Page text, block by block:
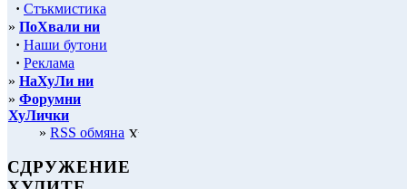
· Стъкмистика
» ПоХвали ни
· Наши бутони
· Реклама
» НаХуЛи ни
» Форумни
ХуЛички
» RSS обмяна
СДРУЖЕНИЕ